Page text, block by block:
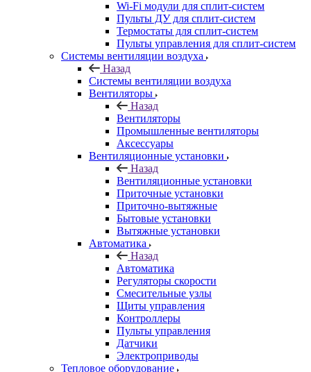
Wi-Fi модули для сплит-систем
Пульты ДУ для сплит-систем
Термостаты для сплит-систем
Пульты управления для сплит-систем
Системы вентиляции воздуха
Назад
Системы вентиляции воздуха
Вентиляторы
Назад
Вентиляторы
Промышленные вентиляторы
Аксессуары
Вентиляционные установки
Назад
Вентиляционные установки
Приточные установки
Приточно-вытяжные
Бытовые установки
Вытяжные установки
Автоматика
Назад
Автоматика
Регуляторы скорости
Смесительные узлы
Щиты управления
Контроллеры
Пульты управления
Датчики
Электроприводы
Тепловое оборудование